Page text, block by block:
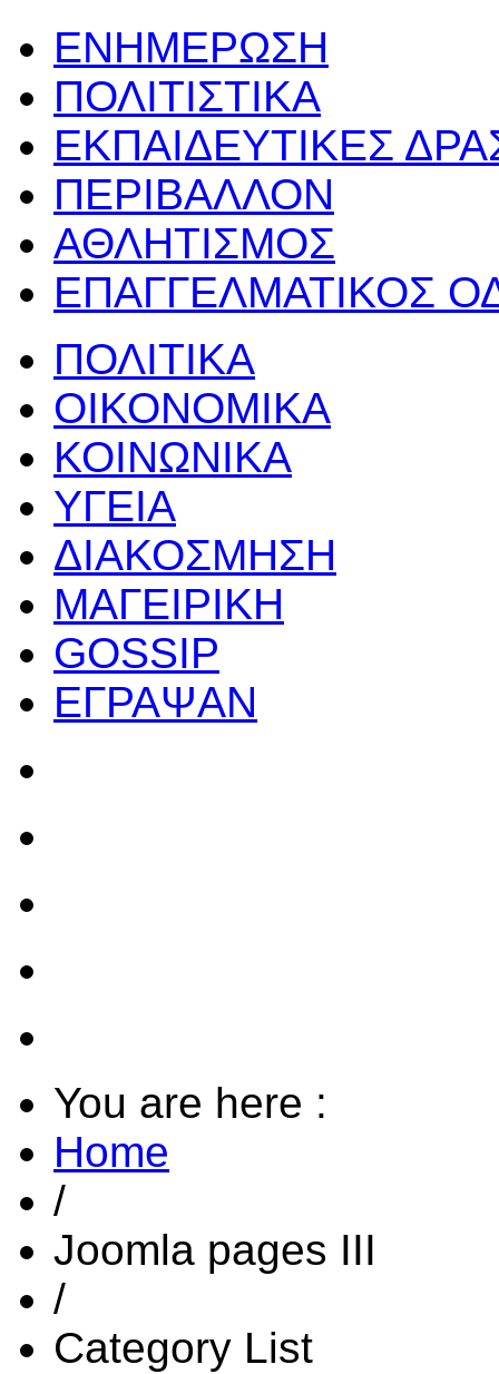
ΕΝΗΜΕΡΩΣΗ
ΠΟΛΙΤΙΣΤΙΚΑ
ΕΚΠΑΙΔΕΥΤΙΚΕΣ
ΠΕΡΙΒΑΛΛΟΝ
ΑΘΛΗΤΙΣΜΟΣ
ΕΠΑΓΓΕΛΜΑΤΙΚΟΣ
ΠΟΛΙΤΙΚΑ
ΟΙΚΟΝΟΜΙΚΑ
ΚΟΙΝΩΝΙΚΑ
ΥΓΕΙΑ
ΔΙΑΚΟΣΜΗΣΗ
ΜΑΓΕΙΡΙΚΗ
GOSSIP
ΕΓΡΑΨΑΝ
You are here :
Home
/
Joomla pages III
/
Category List